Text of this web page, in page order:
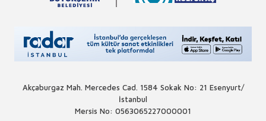
Akçaburgaz Mah. Mercedes Cad. 1584 Sokak No: 21 Esenyurt/
İstanbul
Mersis No: 0563065227000001